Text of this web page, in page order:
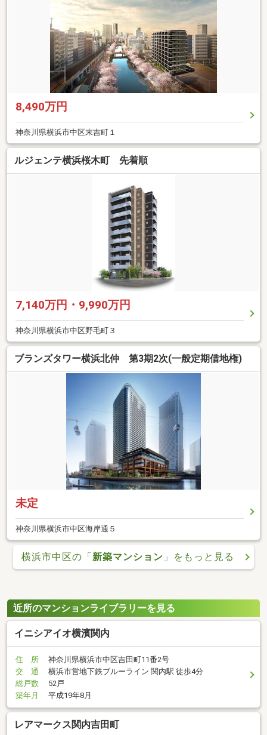
8,490万円
神奈川県横浜市中区末吉町１
ルジェンテ横浜桜木町 先着順
7,140万円・9,990万円
神奈川県横浜市中区野毛町３
ブランズタワー横浜北仲 第3期2次(一般定期借地権)
未定
神奈川県横浜市中区海岸通５
横浜市中区の「新築マンション 」をもっと見る
近所のマンションライブラリーを見る
イニシアイオ横濱関内
住 所
神奈川県横浜市中区吉田町11番2号
交 通
横浜市営地下鉄ブルーライン 関内駅 徒歩4分
総戸数
52戸
築年月
平成19年8月
レアマークス関内吉田町